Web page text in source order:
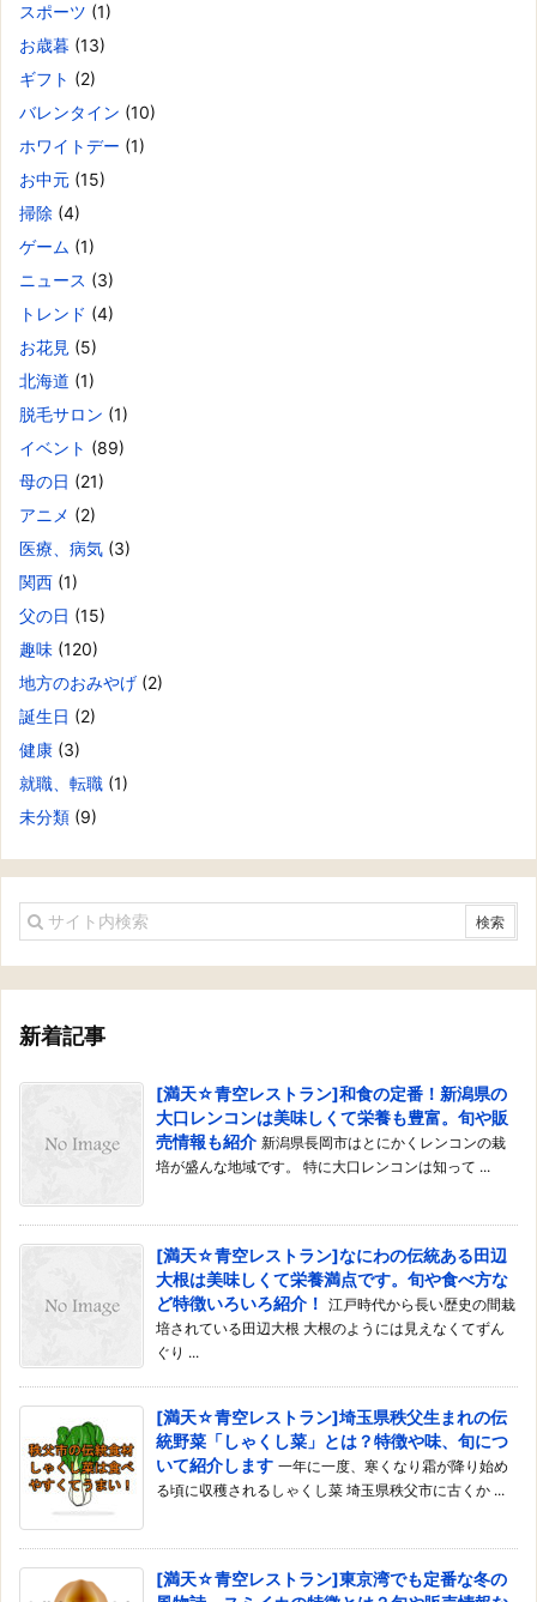
スポーツ (1)
お歳暮 (13)
ギフト (2)
バレンタイン (10)
ホワイトデー (1)
お中元 (15)
掃除 (4)
ゲーム (1)
ニュース (3)
トレンド (4)
お花見 (5)
北海道 (1)
脱毛サロン (1)
イベント (89)
母の日 (21)
アニメ (2)
医療、病気 (3)
関西 (1)
父の日 (15)
趣味 (120)
地方のおみやげ (2)
誕生日 (2)
健康 (3)
就職、転職 (1)
未分類 (9)
新着記事
[満天☆青空レストラン]和食の定番！新潟県の
大口レンコンは美味しくて栄養も豊富。旬や販
売情報も紹介 新潟県長岡市はとにかくレンコンの栽
培が盛んな地域です。 特に大口レンコンは知って ...
[満天☆青空レストラン]なにわの伝統ある田辺
大根は美味しくて栄養満点です。旬や食べ方な
ど特徴いろいろ紹介！ 江戸時代から長い歴史の間栽
培されている田辺大根 大根のようには見えなくてずん
ぐり ...
[満天☆青空レストラン]埼玉県秩父生まれの伝
統野菜「しゃくし菜」とは？特徴や味、旬につ
いて紹介します 一年に一度、寒くなり霜が降り始め
る頃に収穫されるしゃくし菜 埼玉県秩父市に古くか ...
[満天☆青空レストラン]東京湾でも定番な冬の